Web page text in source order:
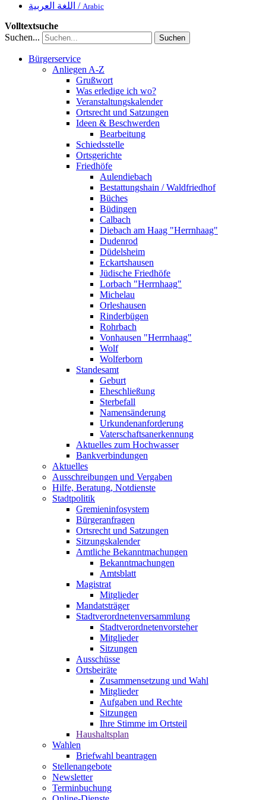
اللغة العربية / Arabic
Volltextsuche
Suchen...
Suchen
Bürgerservice
Anliegen A-Z
Grußwort
Was erledige ich wo?
Veranstaltungskalender
Ortsrecht und Satzungen
Ideen & Beschwerden
Bearbeitung
Schiedsstelle
Ortsgerichte
Friedhöfe
Aulendiebach
Bestattungshain / Waldfriedhof
Büches
Büdingen
Calbach
Diebach am Haag "Herrnhaag"
Dudenrod
Düdelsheim
Eckartshausen
Jüdische Friedhöfe
Lorbach "Herrnhaag"
Michelau
Orleshausen
Rinderbügen
Rohrbach
Vonhausen "Herrnhaag"
Wolf
Wolferborn
Standesamt
Geburt
Eheschließung
Sterbefall
Namensänderung
Urkundenanforderung
Vaterschaftsanerkennung
Aktuelles zum Hochwasser
Bankverbindungen
Aktuelles
Ausschreibungen und Vergaben
Hilfe, Beratung, Notdienste
Stadtpolitik
Gremieninfosystem
Bürgeranfragen
Ortsrecht und Satzungen
Sitzungskalender
Amtliche Bekanntmachungen
Bekanntmachungen
Amtsblatt
Magistrat
Mitglieder
Mandatsträger
Stadtverordnetenversammlung
Stadtverordnetenvorsteher
Mitglieder
Sitzungen
Ausschüsse
Ortsbeiräte
Zusammensetzung und Wahl
Mitglieder
Aufgaben und Rechte
Sitzungen
Ihre Stimme im Ortsteil
Haushaltsplan
Wahlen
Briefwahl beantragen
Stellenangebote
Newsletter
Terminbuchung